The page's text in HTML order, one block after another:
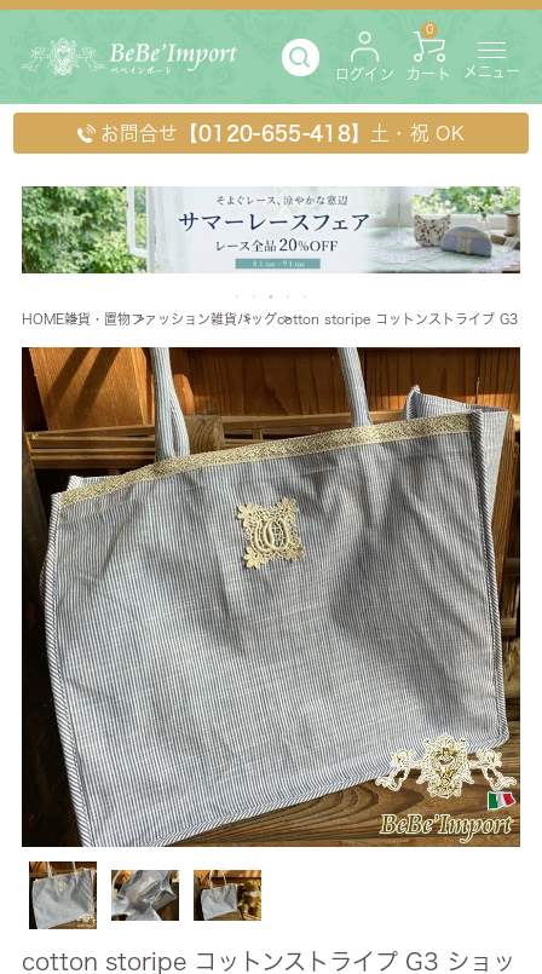
ログイン カート
0
メニュー
お問合せ 【0120-655-418】 土・祝 OK
HOME雑貨・置物ファッション雑貨バッグcotton storipe コットンストライプ G3 シ
cotton storipe コットンストライプ G3 ショッ